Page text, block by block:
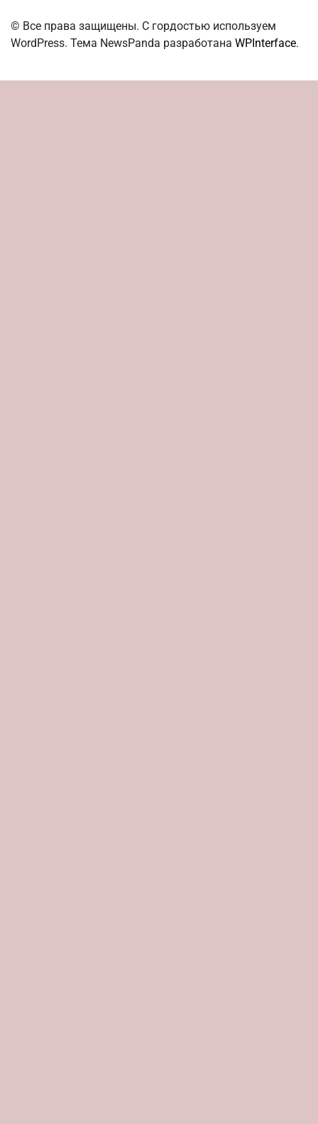
© Все права защищены. С гордостью используем
WordPress. Тема NewsPanda разработана WPInterface.